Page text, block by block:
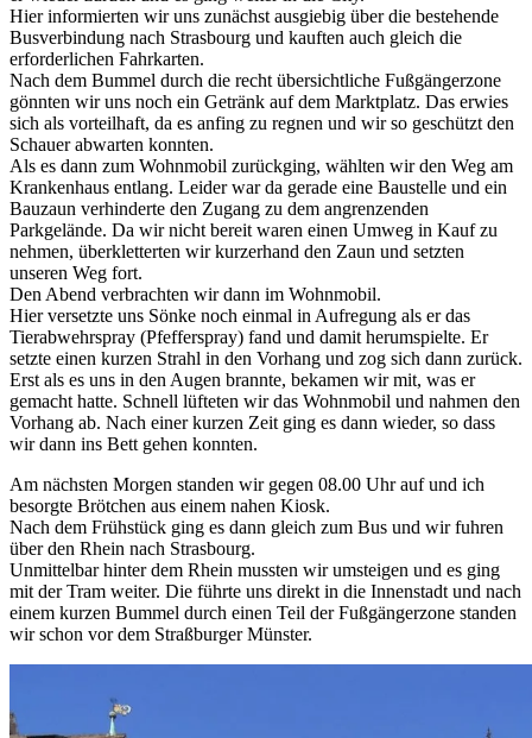
Hier informierten wir uns zunächst ausgiebig über die bestehende
Busverbindung nach Strasbourg und kauften auch gleich die
erforderlichen Fahrkarten.
Nach dem Bummel durch die recht übersichtliche Fußgängerzone
gönnten wir uns noch ein Getränk auf dem Marktplatz. Das erwies
sich als vorteilhaft, da es anfing zu regnen und wir so geschützt den
Schauer abwarten konnten.
Als es dann zum Wohnmobil zurückging, wählten wir den Weg am
Krankenhaus entlang. Leider war da gerade eine Baustelle und ein
Bauzaun verhinderte den Zugang zu dem angrenzenden
Parkgelände. Da wir nicht bereit waren einen Umweg in Kauf zu
nehmen, überkletterten wir kurzerhand den Zaun und setzten
unseren Weg fort.
Den Abend verbrachten wir dann im Wohnmobil.
Hier versetzte uns Sönke noch einmal in Aufregung als er das
Tierabwehrspray (Pfefferspray) fand und damit herumspielte. Er
setzte einen kurzen Strahl in den Vorhang und zog sich dann zurück.
Erst als es uns in den Augen brannte, bekamen wir mit, was er
gemacht hatte. Schnell lüfteten wir das Wohnmobil und nahmen den
Vorhang ab. Nach einer kurzen Zeit ging es dann wieder, so dass
wir dann ins Bett gehen konnten.
Am nächsten Morgen standen wir gegen 08.00 Uhr auf und ich
besorgte Brötchen aus einem nahen Kiosk.
Nach dem Frühstück ging es dann gleich zum Bus und wir fuhren
über den Rhein nach Strasbourg.
Unmittelbar hinter dem Rhein mussten wir umsteigen und es ging
mit der Tram weiter. Die führte uns direkt in die Innenstadt und nach
einem kurzen Bummel durch einen Teil der Fußgängerzone standen
wir schon vor dem Straßburger Münster.